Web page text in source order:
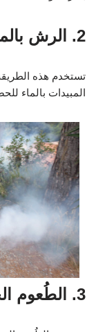
2. الرش بالماء
تستخدم هذه
المبيدات بالماء
3. الطُعوم الجذابة